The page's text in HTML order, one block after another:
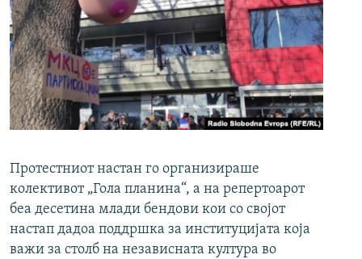
Протестниот настан го организираше
колективот „Гола планина“, а на репертоарот
беа десетина млади бендови кои со својот
настап дадоа поддршка за институцијата која
важи за столб на независната култура во